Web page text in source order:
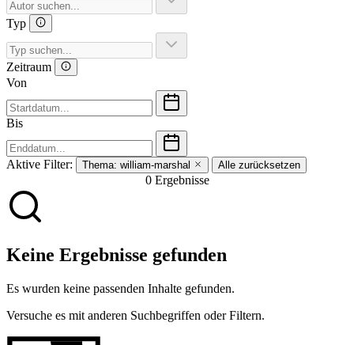
Typ
Zeitraum
Von
Bis
Aktive Filter: Thema: william-marshal Alle zurücksetzen
0 Ergebnisse
Keine Ergebnisse gefunden
Es wurden keine passenden Inhalte gefunden.
Versuche es mit anderen Suchbegriffen oder Filtern.